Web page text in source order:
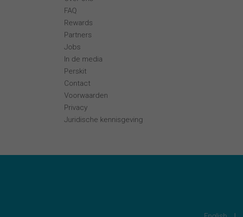
FAQ
Rewards
Partners
Jobs
In de media
Perskit
Contact
Voorwaarden
Privacy
Juridische kennisgeving